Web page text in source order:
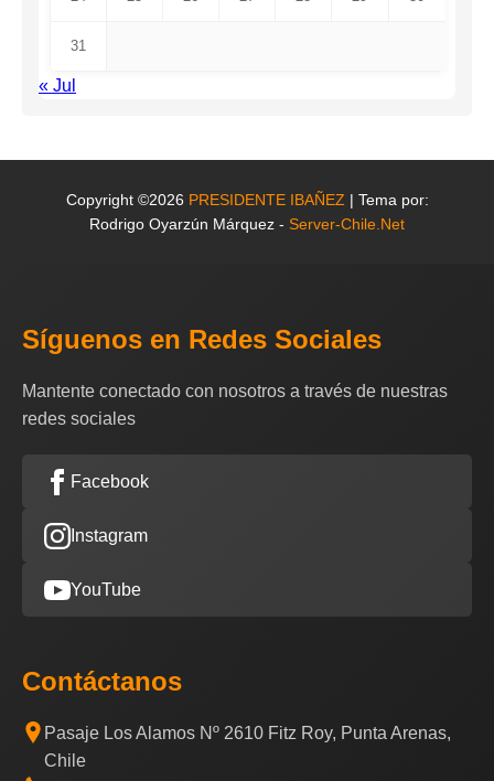
31
« Jul
Copyright ©2026 PRESIDENTE IBAÑEZ | Tema por:
Rodrigo Oyarzún Márquez - Server-Chile.Net
Síguenos en Redes Sociales
Mantente conectado con nosotros a través de nuestras
redes sociales
Facebook
Instagram
YouTube
Contáctanos
Pasaje Los Alamos Nº 2610 Fitz Roy, Punta Arenas,
Chile